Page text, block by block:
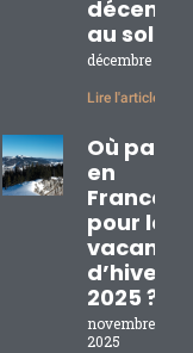
au soleil
décembre 2,
Lire l'article »
Où partir
en
France
pour les
d’hiver
2025 ?
novembre 17,
2025